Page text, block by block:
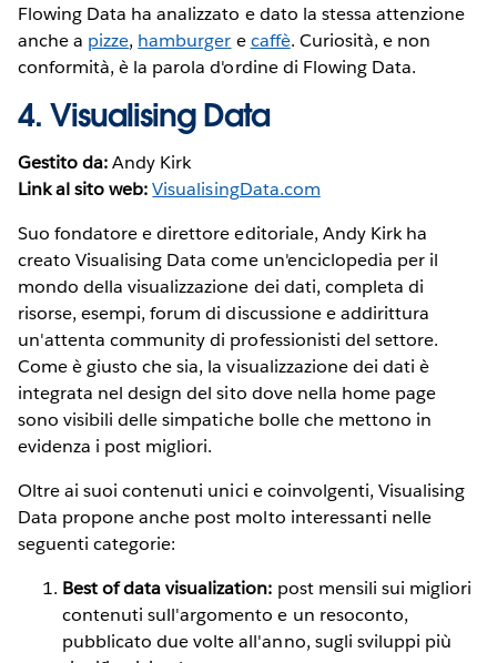
Flowing Data ha analizzato e dato la stessa attenzione
anche a pizze, hamburger ecaffè. Curiosità, e non
conformità, è la parola d'ordine di Flowing Data.
4. Visualising Data
Gestito da:Andy Kirk
Link al sito web: VisualisingData.com
Suo fondatore e direttore editoriale, Andy Kirk ha
creato Visualising Data come un'enciclopedia per il
mondo della visualizzazione dei dati, completa di
risorse, esempi, forum di discussione e addirittura
un'attenta community di professionisti del settore.
Come è giusto che sia, la visualizzazione dei dati è
integrata nel design del sito dove nella home page
sono visibili delle simpatiche bolle che mettono in
evidenza i post migliori.
Oltre ai suoi contenuti unici e coinvolgenti, Visualising
Data propone anche post molto interessanti nelle
seguenti categorie:
Best of data visualization: post mensili sui migliori
contenuti sull'argomento e un resoconto,
pubblicato due volte all'anno, sugli sviluppi più